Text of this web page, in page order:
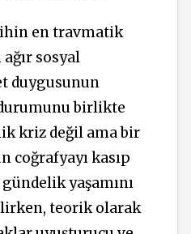
en travmatik
sosyal
duygusunun
birlikte
kriz değil ama bir
coğrafyayı kasıp
yaşamını
teorik olarak